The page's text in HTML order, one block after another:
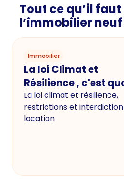
Tout ce qu’il
l’immobilier neuf
Immobilier
La loi Climat et
Résilience , c'est
La loi climat et résilience,
restrictions et
location